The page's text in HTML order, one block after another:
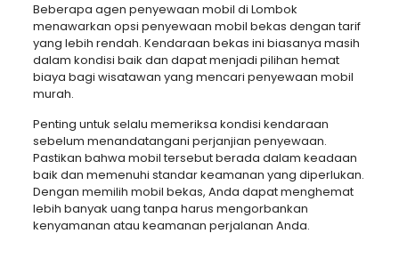
Beberapa agen penyewaan mobil di Lombok
menawarkan opsi penyewaan mobil bekas dengan tarif
yang lebih rendah. Kendaraan bekas ini biasanya masih
dalam kondisi baik dan dapat menjadi pilihan hemat
biaya bagi wisatawan yang mencari penyewaan mobil
murah.
Penting untuk selalu memeriksa kondisi kendaraan
sebelum menandatangani perjanjian penyewaan.
Pastikan bahwa mobil tersebut berada dalam keadaan
baik dan memenuhi standar keamanan yang diperlukan.
Dengan memilih mobil bekas, Anda dapat menghemat
lebih banyak uang tanpa harus mengorbankan
kenyamanan atau keamanan perjalanan Anda.